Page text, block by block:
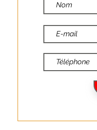
FO –
PUBLIQUE :
LE 29 SEPTEMBRE !